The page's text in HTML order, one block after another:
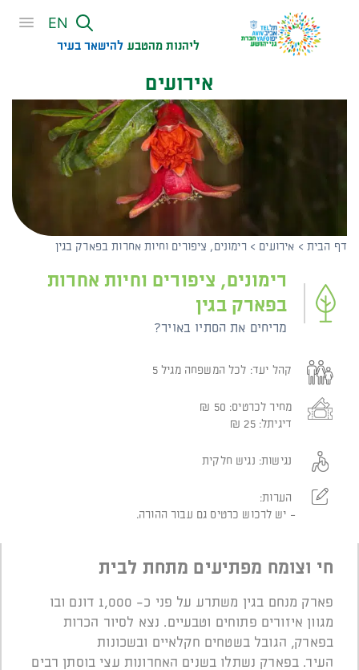
הַמְּסַיַּעַת
EN
ליהנות מהטבע להישאר בעיר​
אירועים
דף הבית > אירועים > רימונים, ציפורים וחיות אחרות בפארק בגין
רימונים, ציפורים וחיות אחרות
בפארק בגין
מריחים את הסתיו באויר?
קהל יעד: לכל המשפחה מגיל 5
מחיר לכרטיס:
₪
דיגיתל: 25
₪
נגישות: נגיש חלקית
הערות:
יש לרכוש כרטיס גם עבור ההורה.
חי וצומח מפתיעים מתחת לבית
פארק מנחם בגין משתרע על פני כ- 1,000 דונם ובו
מגוון איזורים פתוחים וטבעיים. נצא לסיור הכרות
בפארק, הגובל בשטחים חקלאיים ובשכונות
העיר. בפארק נשתלו בשנים האחרונות עצי בוסתן רבים